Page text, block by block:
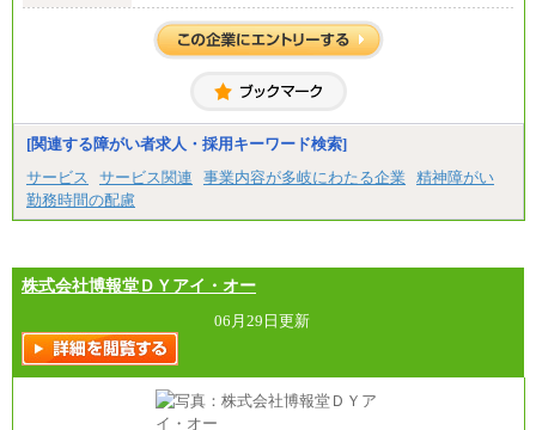
[関連する障がい者求人・採用キーワード検索]
サービス
サービス関連 事業内容が多岐にわたる企業
精神障がい
勤務時間の配慮
株式会社博報堂ＤＹアイ・オー
06月29日更新